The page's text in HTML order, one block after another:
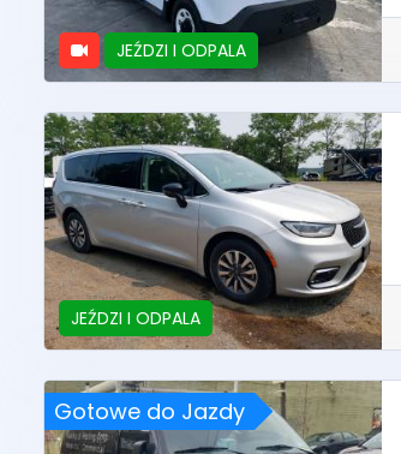
JEŹDZI I ODPALA
JEŹDZI I ODPALA
Gotowe do Jazdy